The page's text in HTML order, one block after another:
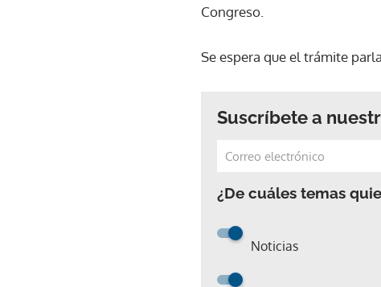
Congreso.
Se espera que el trámite
Suscríbete a
¿De cuáles temas
Noticias